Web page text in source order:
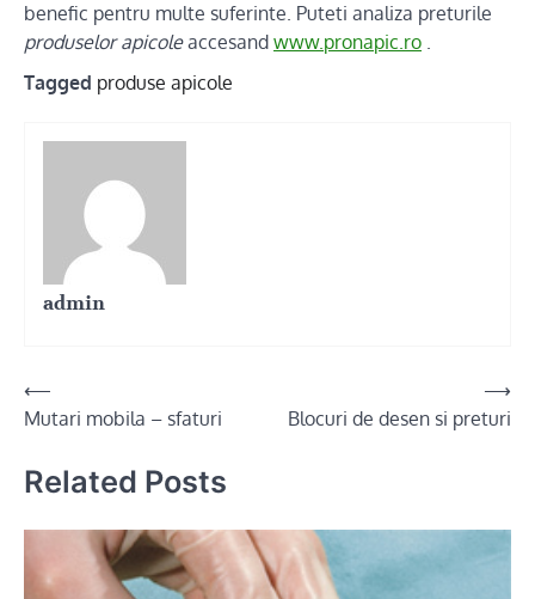
benefic pentru multe suferinte. Puteti analiza preturile
produselor apicoleaccesand www.pronapic.ro .
Tagged produse apicole
admin
Post
navigation
⟵
Mutari mobila – sfaturi
Blocuri de desen si preturi
⟶
Related Posts